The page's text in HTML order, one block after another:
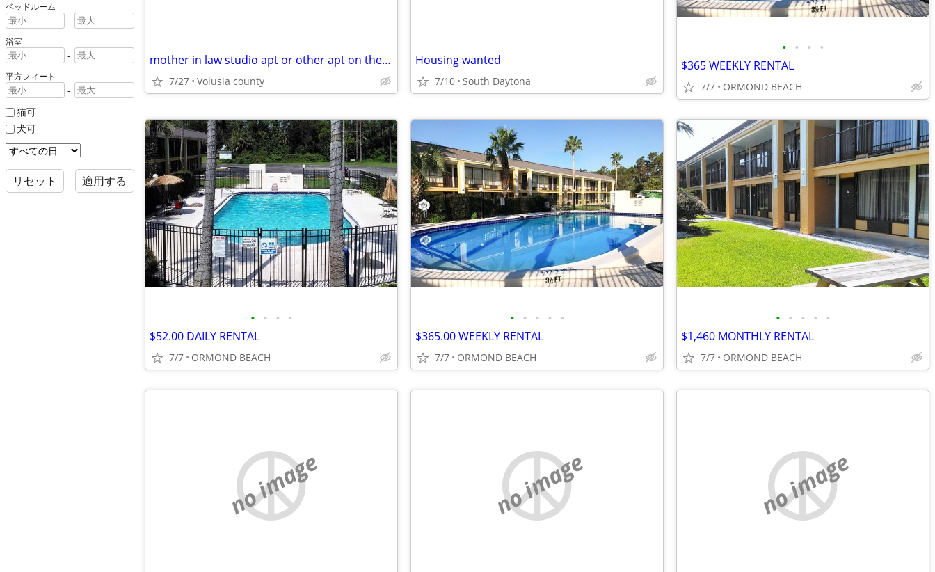
ベッドルーム
-
浴室
-
平方フィート
-
猫可
犬可
リセット 適用する
mother in law studio apt or other apt on the water
7/27 Volusia county
Housing wanted
7/10 South Daytona
• • • •
$365 WEEKLY RENTAL
7/7 ORMOND BEACH
• • • •
$52.00 DAILY RENTAL
7/7 ORMOND BEACH
• • • • •
$365.00 WEEKLY RENTAL
7/7 ORMOND BEACH
• • • • •
$1,460 MONTHLY RENTAL
7/7 ORMOND BEACH
no image no image no image